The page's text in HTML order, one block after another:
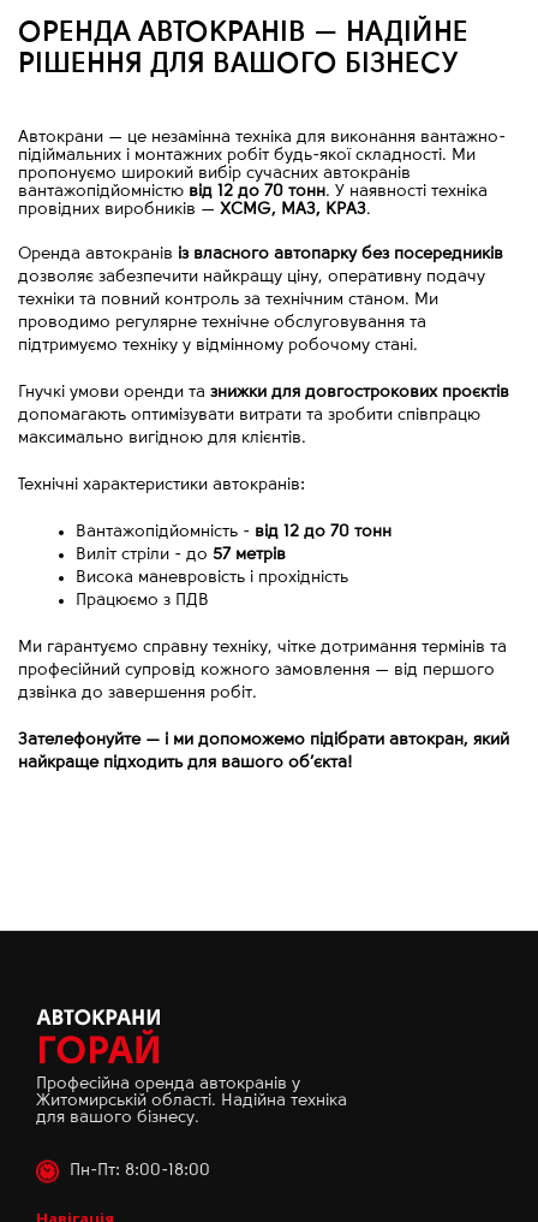
ОРЕНДА АВТОКРАНІВ — НАДІЙНЕ
РІШЕННЯ ДЛЯ ВАШОГО БІЗНЕСУ
Автокрани — це незамінна техніка для виконання вантажно-
підіймальних і монтажних робіт будь-якої складності. Ми
пропонуємо широкий вибір сучасних автокранів
вантажопідйомністю від 12 до 70 тонн. У наявності техніка
провідних виробників — XCMG, МАЗ, КРАЗ.
Оренда автокранів із власного автопарку без посередників
дозволяє забезпечити найкращу ціну, оперативну подачу
техніки та повний контроль за технічним станом. Ми
проводимо регулярне технічне обслуговування та
підтримуємо техніку у відмінному робочому стані.
Гнучкі умови оренди та знижки для довгострокових проєктів
допомагають оптимізувати витрати та зробити співпрацю
максимально вигідною для клієнтів.
Технічні характеристики автокранів:
Вантажопідйомність - від 12 до 70 тонн
Виліт стріли - до 57 метрів
Висока маневровість і прохідність
Працюємо з ПДВ
Ми гарантуємо справну техніку, чітке дотримання термінів та
професійний супровід кожного замовлення — від першого
дзвінка до завершення робіт.
Зателефонуйте — і ми допоможемо підібрати автокран, який
найкраще підходить для вашого об’єкта!
Професійна оренда автокранів у
Житомирській області. Надійна техніка
для вашого бізнесу.
Пн-Пт: 8:00-18:00